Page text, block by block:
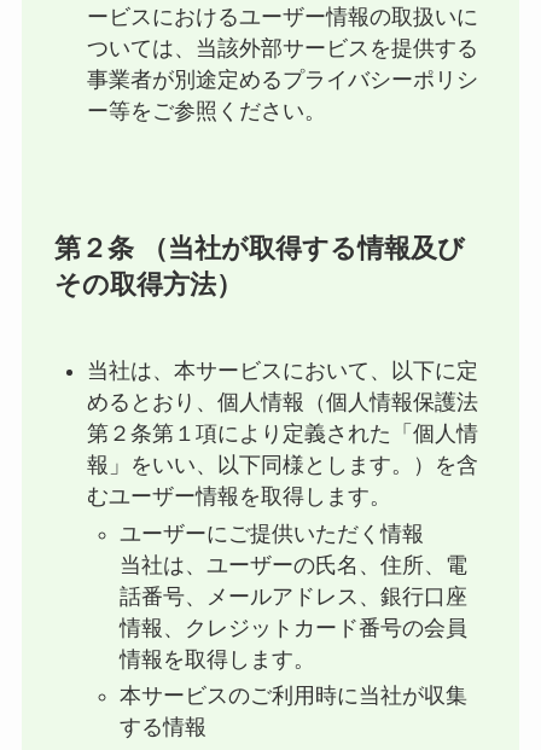
ービスにおけるユーザー情報の取扱いに
ついては、当該外部サービスを提供する
事業者が別途定めるプライバシーポリシ
ー等をご参照ください。
第２条 （当社が取得する情報及び
その取得方法）
当社は、本サービスにおいて、以下に定
めるとおり、個人情報（個人情報保護法
第２条第１項により定義された「個人情
報」をいい、以下同様とします。）を含
むユーザー情報を取得します。
ユーザーにご提供いただく情報
当社は、ユーザーの氏名、住所、電
話番号、メールアドレス、銀行口座
情報、クレジットカード番号の会員
情報を取得します。
本サービスのご利用時に当社が収集
する情報